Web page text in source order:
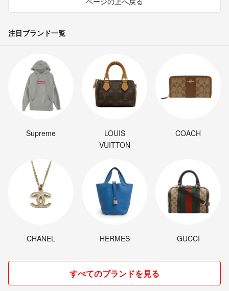
注目ブランド一覧
Supreme
LOUIS
VUITTON
COACH
CHANEL HERMES GUCCI
すべてのブランドを見る